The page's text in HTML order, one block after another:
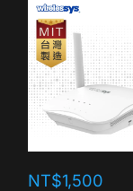
NT$1,500